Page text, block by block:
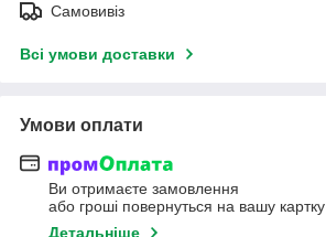
Самовивіз
Всі умови доставки
Умови оплати
Ви отримаєте замовлення
або гроші повернуться на вашу картку
Детальніше